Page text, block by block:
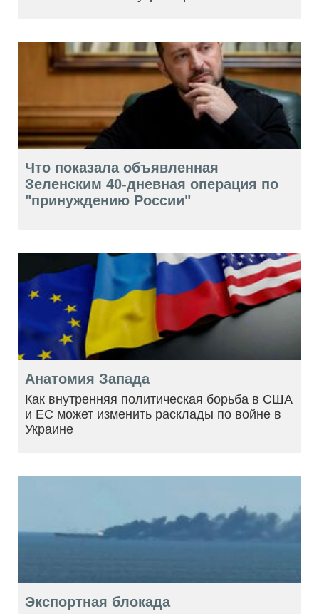
Что показала объявленная
Зеленским 40-дневная операция по
"принуждению России"
Анатомия Запада
Как внутренняя политическая борьба в США
и ЕС может изменить расклады по войне в
Украине
Экспортная блокада